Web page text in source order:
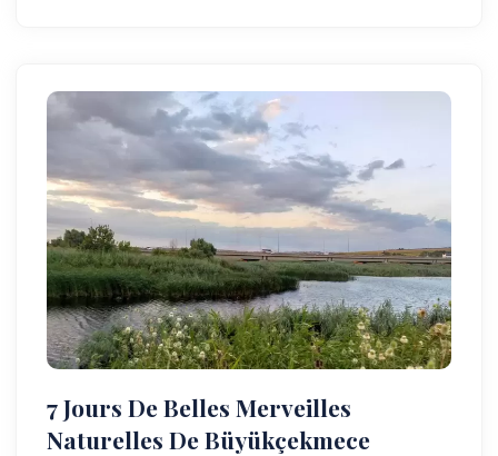
7 Jours De Belles Merveilles
Naturelles De Büyükçekmece